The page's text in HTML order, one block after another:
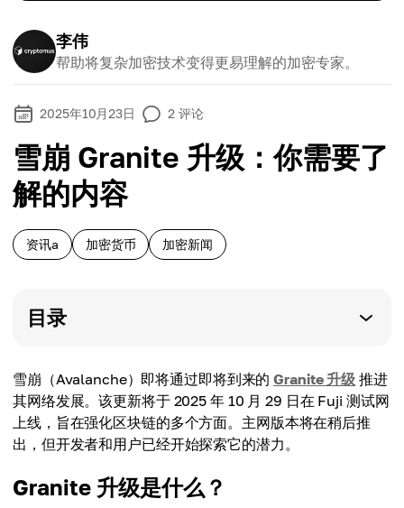
李伟
帮助将复杂加密技术变得更易理解的加密专家。
2025年10月23日 2 评论
雪崩 Granite 升级：你需要了
解的内容
资讯a 加密货币 加密新闻
目录
雪崩（Avalanche）即将通过即将到来的Granite 升级 推进
其网络发展。该更新将于 2025 年 10 月 29 日在 Fuji 测试网
上线，旨在强化区块链的多个方面。主网版本将在稍后推
出，但开发者和用户已经开始探索它的潜力。
Granite 升级是什么？